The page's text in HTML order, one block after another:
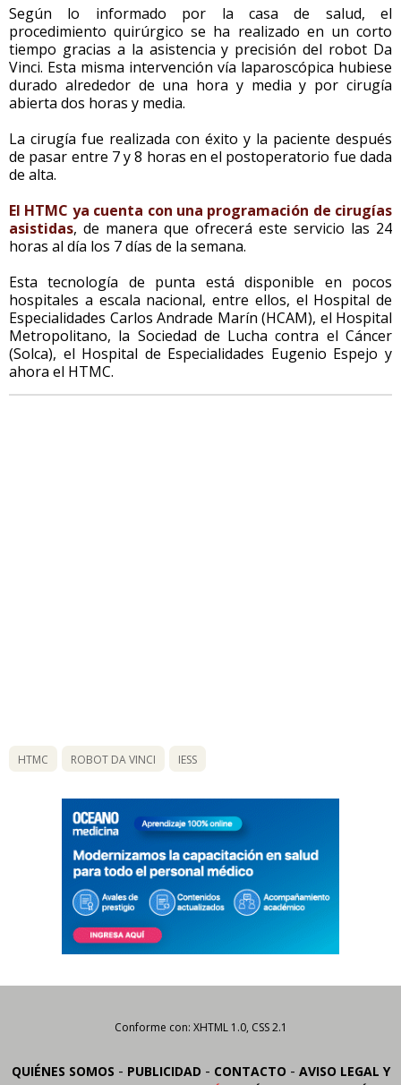
Según lo informado por la casa de salud, el
procedimiento quirúrgico se ha realizado en un corto
tiempo gracias a la asistencia y precisión del robot Da
Vinci. Esta misma intervención vía laparoscópica hubiese
durado alrededor de una hora y media y por cirugía
abierta dos horas y media.
La cirugía fue realizada con éxito y la paciente después
de pasar entre 7 y 8 horas en el postoperatorio fue dada
de alta.
El HTMC ya cuenta con una programación de cirugías
asistidas, de manera que ofrecerá este servicio las 24
horas al día los 7 días de la semana.
Esta tecnología de punta está disponible en pocos
hospitales a escala nacional, entre ellos, el Hospital de
Especialidades Carlos Andrade Marín (HCAM), el Hospital
Metropolitano, la Sociedad de Lucha contra el Cáncer
(Solca), el Hospital de Especialidades Eugenio Espejo y
ahora el HTMC.
HTMC ROBOT DA VINCI IESS
Conforme con: XHTML 1.0, CSS 2.1
QUIÉNES SOMOS - PUBLICIDAD - CONTACTO - AVISO LEGAL Y